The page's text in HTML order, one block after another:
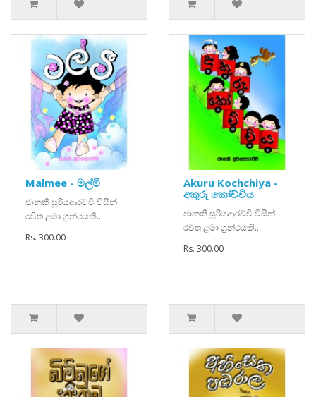
Malmee - මල්මී
ජානකී සූරියආරච්චි විසින්
රචිත ළමා ග්‍රන්ථයකි..
Rs. 300.00
Akuru Kochchiya -
අකුරු කෝච්චිය
ජානකී සූරියආරච්චි විසින්
රචිත ළමා ග්‍රන්ථයකි..
Rs. 300.00